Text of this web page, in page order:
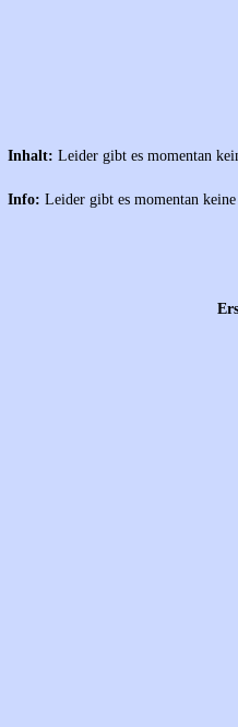
Inhalt: Leider gibt es momentan
Info: Leider gibt es momentan